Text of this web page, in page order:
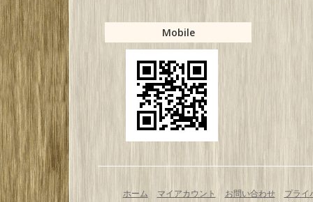
Mobile
ホーム マイアカウント お問い合わせ
プライ